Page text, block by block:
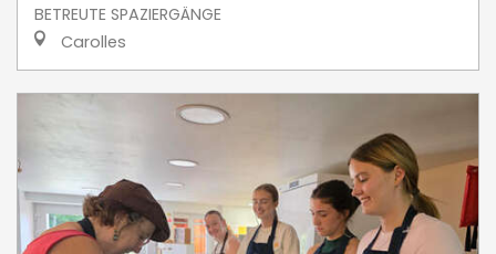
BETREUTE SPAZIERGÄNGE
Carolles